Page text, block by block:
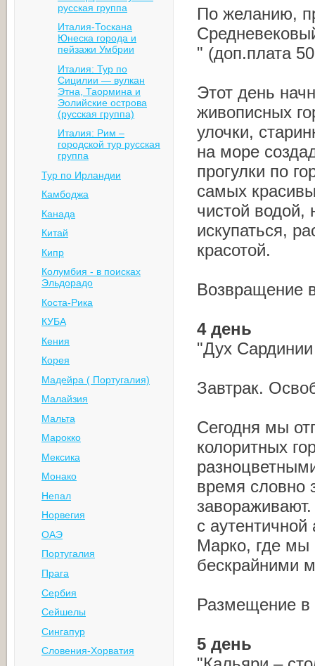
русская группа
Италия-Тоскана
Юнеска города и
пейзажи Умбрии
Италия: Тур по
Сицилии — вулкан
Этна, Таормина и
Эолийские острова
(русская группа)
Италия: Рим –
городcкой тур русская
группа
Тур по Ирландии
Камбоджа
Канада
Китай
Кипр
Колумбия - в поисках
Эльдорадо
Коста-Рика
КУБА
Кения
Корея
Мадейра ( Португалия)
Малайзия
Мальта
Марокко
Мексика
Монако
Непал
Норвегия
ОАЭ
Португалия
Прага
Сербия
Сейшелы
Сингапур
Словения-Хорватия
По желанию,
" (доп.плата
Этот день
живописных
улочки,
на море
прогулки по
самых
чистой
искупаться,
красотой.
Возвращение
4 день
"Дух
Завтрак.
Сегодня мы
колоритных
время словно
с
Марко, где мы
бескрайними
Размещение в
5 день